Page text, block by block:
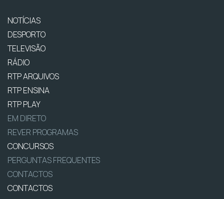
NOTÍCIAS
DESPORTO
TELEVISÃO
RÁDIO
RTP ARQUIVOS
RTP ENSINA
RTP PLAY
EM DIRETO
REVER PROGRAMAS
CONCURSOS
PERGUNTAS FREQUENTES
CONTACTOS
CONTACTOS